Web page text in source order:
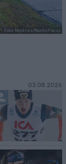
Foto: Nordnes/NordicFocus
03.08.2026